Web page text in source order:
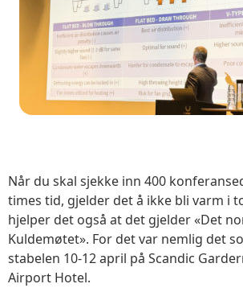
Når du skal sjekke inn 400
times tid, gjelder det å ikke bli varm i
hjelper det også at det gjelder «Det
Kuldemøtet». For det var nemlig det
stabelen 10-12 april på Scandic
Airport Hotel.